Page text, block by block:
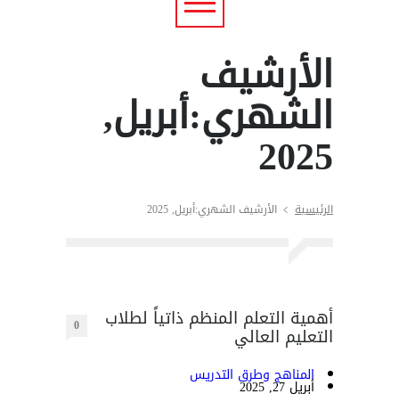
الأرشيف
الشهري:أبريل,
2025
الرئيسية الأرشيف الشهري:أبريل, 2025
أهمية التعلم المنظم ذاتياً لطلاب
التعليم العالي 0
المناهج وطرق التدريس
أبريل 27, 2025